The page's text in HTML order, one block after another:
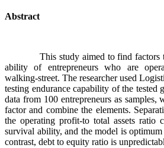
Abstract
This study aimed to find factors
ability of entrepreneurs who are
walking-street. The researcher used
testing endurance capability of the tested
data from 100 entrepreneurs as samples,
factor and combine the elements.
the operating profit-to total assets ratio
survival ability, and the model is
contrast, debt to equity ratio is